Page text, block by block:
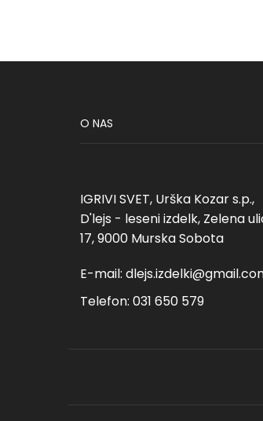
O NAS
IGRIVI SVET, Urška Kozar s.p.,
D'lejs - leseni izdelk, Zelena
17, 9000 Murska Sobota
E-mail:
Telefon: 031 650 579